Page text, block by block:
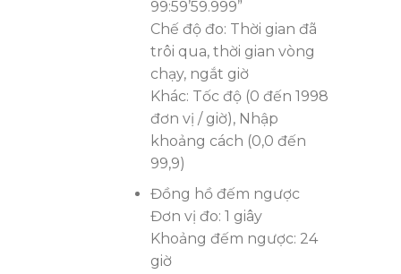
99:59’59.999”
Chế độ đo: Thời gian đã
trôi qua, thời gian vòng
chạy, ngắt giờ
Khác: Tốc độ (0 đến 1998
đơn vị / giờ), Nhập
khoảng cách (0,0 đến
99,9)
Đồng hồ đếm ngược
Đơn vị đo: 1 giây
Khoảng đếm ngược: 24
giờ